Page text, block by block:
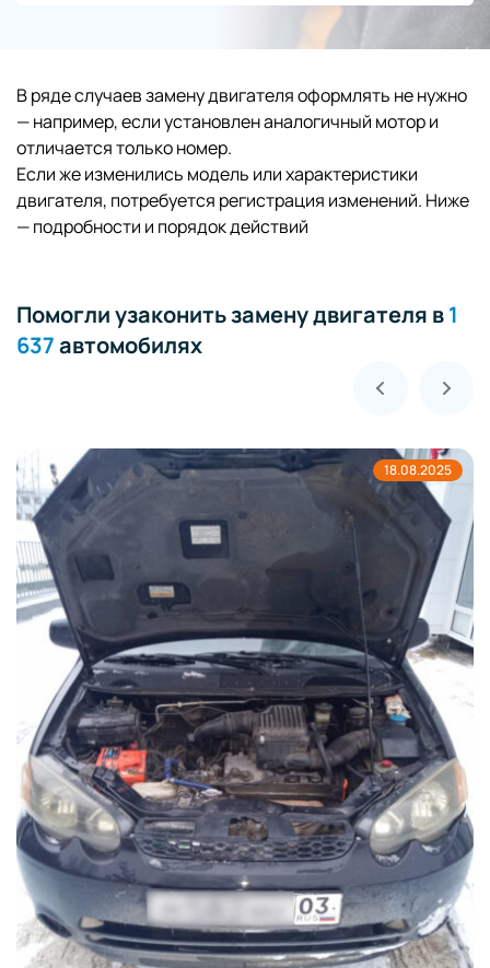
В ряде случаев замену двигателя оформлять не нужно
— например, если установлен аналогичный мотор и
отличается только номер.
Если же изменились модель или характеристики
двигателя, потребуется регистрация изменений. Ниже
— подробности и порядок действий
Помогли узаконить замену двигателя в1
637автомобилях
18.08.2025